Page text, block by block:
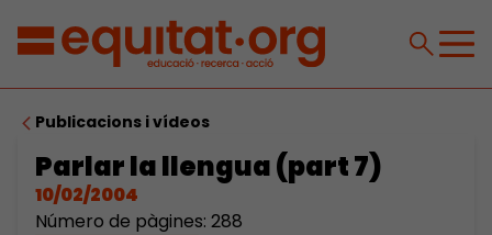
Publicacions i vídeos
Parlar la llengua (part 7)
10/02/2004
Número de pàgines: 288